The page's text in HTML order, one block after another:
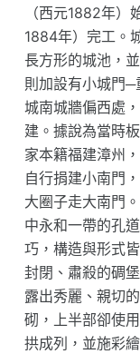
（西元1882年
1884年）完工。
長方形的城池，
則加設有小城門─
城南城牆偏西處
建。據說為當時
家本籍福建漳州
自行捐建小南門
大圈子走大南門
中永和一帶的孔
巧，構造與形式
封閉、肅殺的碉
露出秀麗、親切
砌，上半部卻使
拱成列，並施彩